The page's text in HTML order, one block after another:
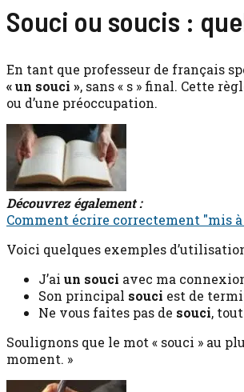
Souci ou soucis :
En tant que professeur de français
« un souci », sans « s » final. Cette
ou d’une préoccupation.
Découvrez également :
Comment écrire correctement "mis
Voici quelques exemples
J’ai un souci avec ma
Son principal souci est de
Ne vous faites pas de souci,
Soulignons que le mot « souci » au
moment. »